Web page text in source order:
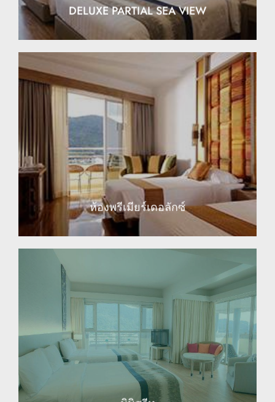
DELUXE PARTIAL SEA VIEW
ห้องพรีเมียร์เดอลักซ์
EXPLORE
EXPLORE